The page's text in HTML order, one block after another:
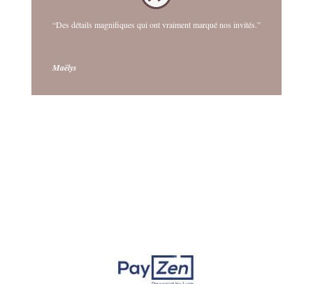
“Des détails magnifiques qui ont vraiment marqué nos invités.”
Maëlys